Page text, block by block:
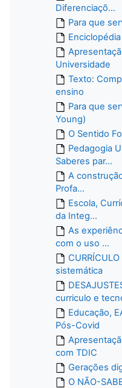
Diferenciaçõ...
Para que
Universidade
Texto:
ensino
Para que
Young)
O Sentido
Pedagogia
Saberes par...
A
Profa...
Escola,
da Integ...
As
com o uso ...
sistemática
curriculo e
Educação,
Pós-Covid
com TDIC
Gerações
O NÃO-